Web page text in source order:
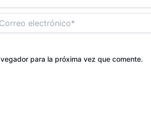
para la próxima vez que comente.